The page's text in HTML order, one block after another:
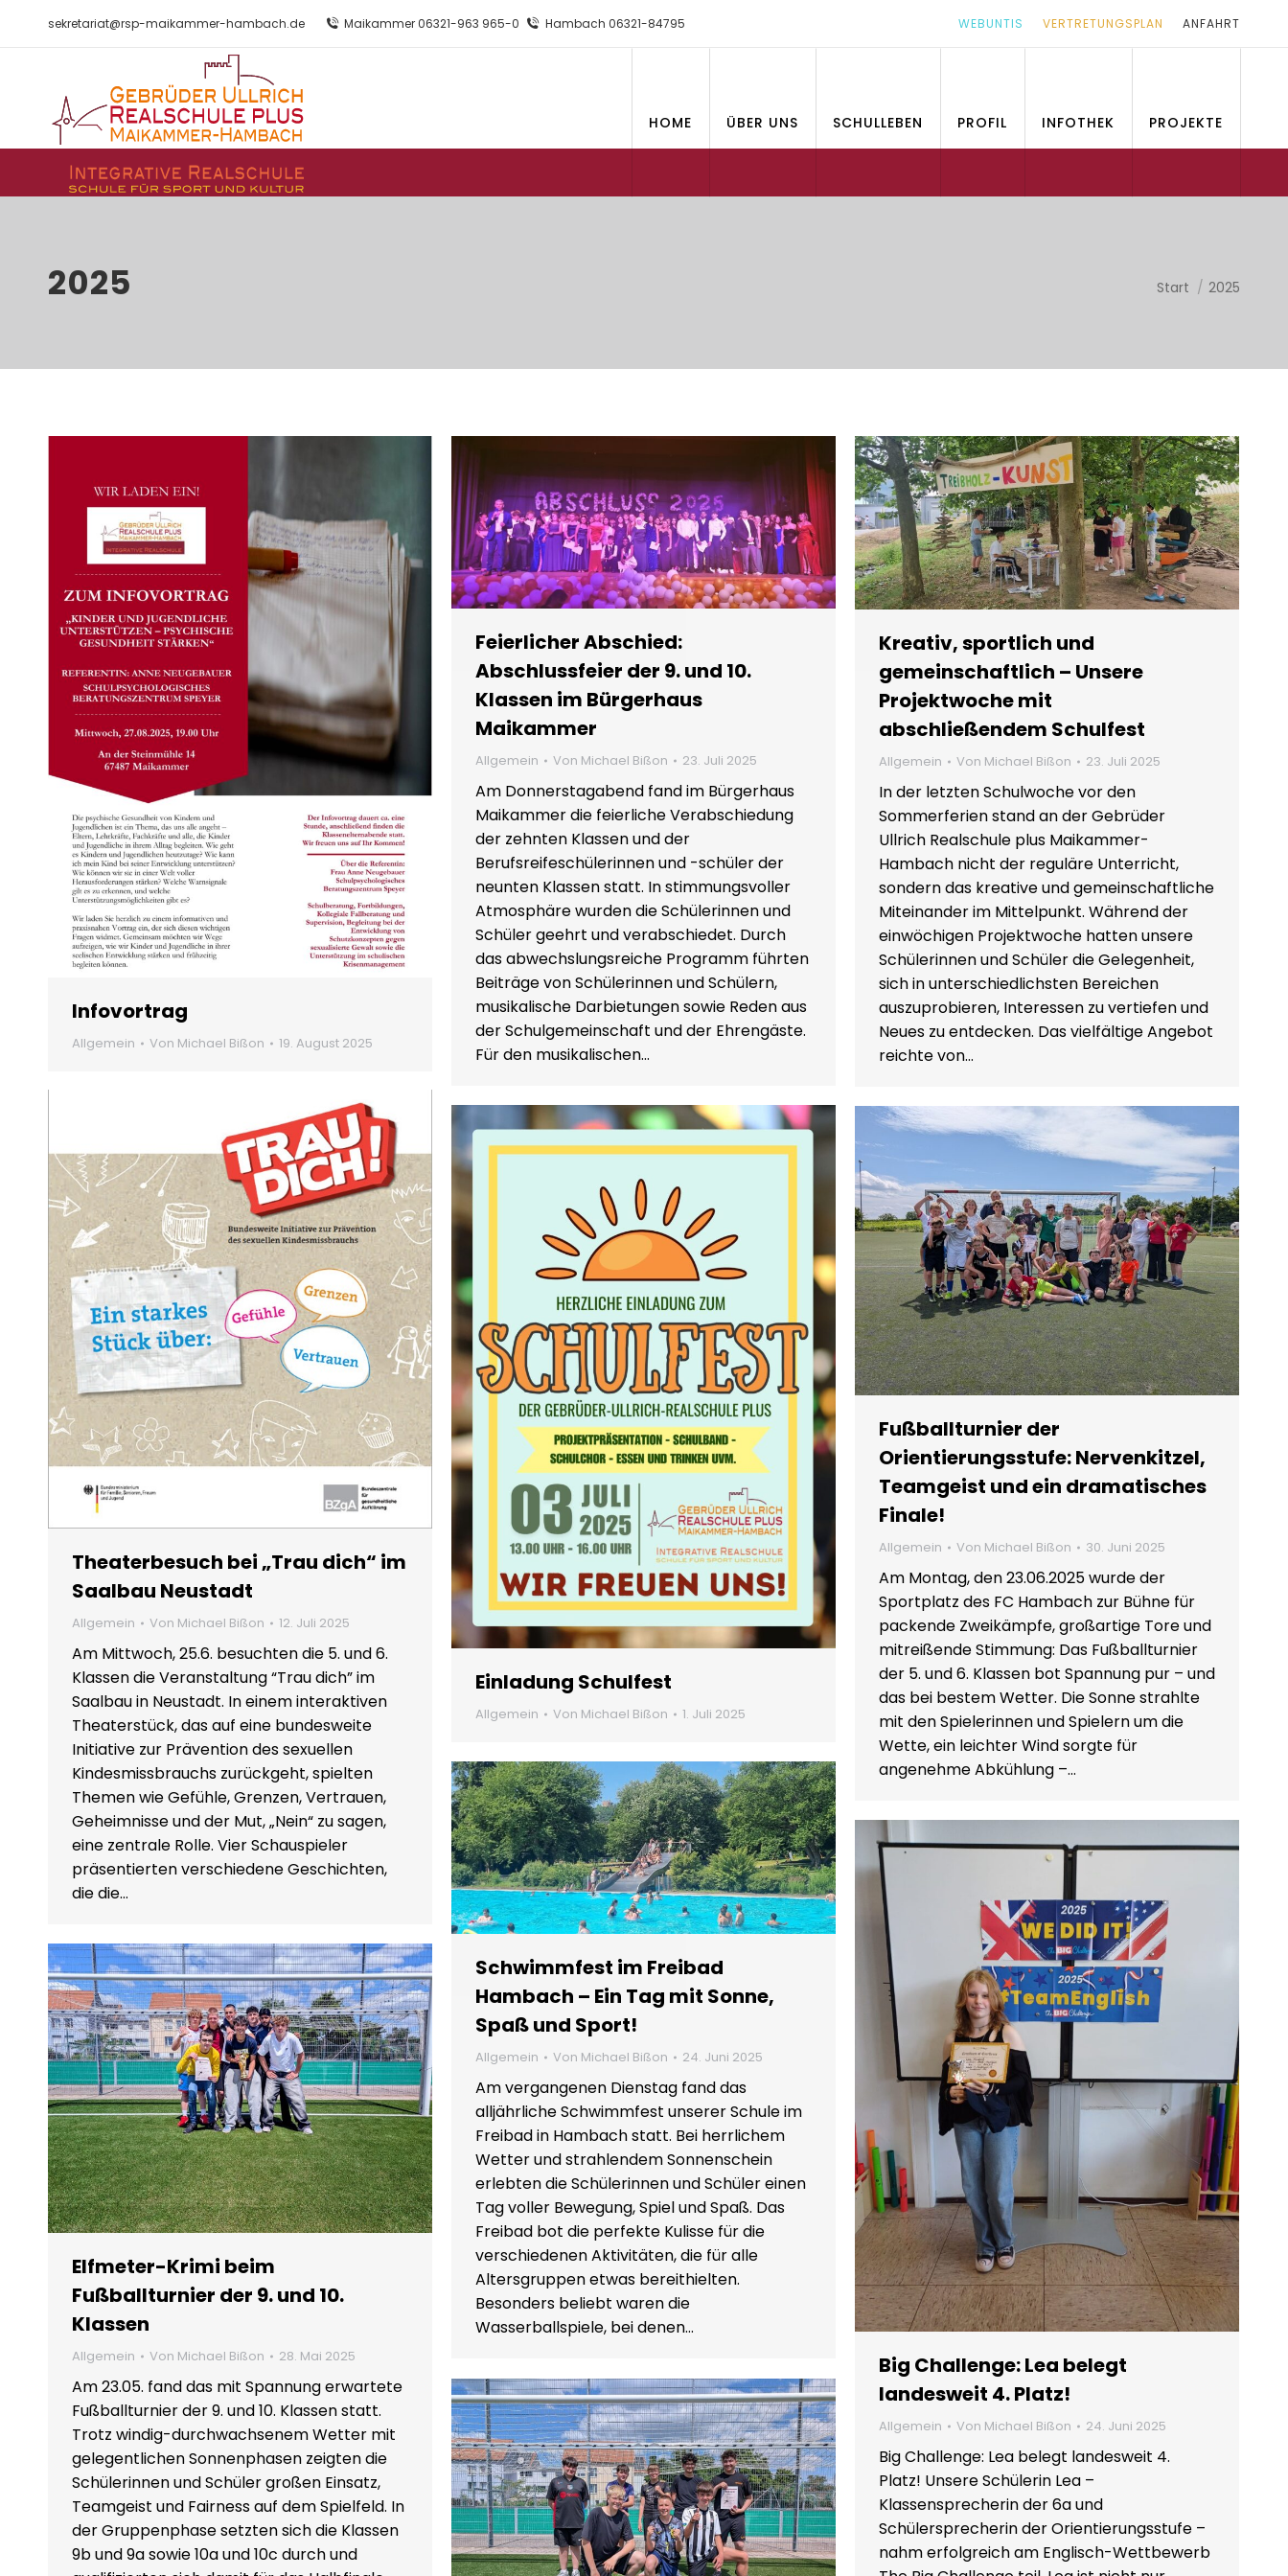
sekretariat@rsp-maikammer-hambach.de Maikammer 06321-963 965-0 Hambach 06321-84795 WEBUNTIS VERTRETUNGSPLAN ANFAHRT
HOME ÜBER UNS SCHULLEBEN PROFIL INFOTHEK PROJEKTE
2025
Sie befinden sich
Start 2025
Infovortrag
Allgemein Von Michael Bißon 19. August 2025
Feierlicher Abschied:
Abschlussfeier der 9. und 10.
Klassen im Bürgerhaus
Maikammer
Allgemein Von Michael Bißon 23. Juli 2025
Am Donnerstagabend fand im Bürgerhaus
Maikammer die feierliche Verabschiedung
der zehnten Klassen und der
Berufsreifeschülerinnen und -schüler der
neunten Klassen statt. In stimmungsvoller
Atmosphäre wurden die Schülerinnen und
Schüler geehrt und verabschiedet. Durch
das abwechslungsreiche Programm führten
Beiträge von Schülerinnen und Schülern,
musikalische Darbietungen sowie Reden aus
der Schulgemeinschaft und der Ehrengäste.
Für den musikalischen…
Kreativ, sportlich und
gemeinschaftlich – Unsere
Projektwoche mit
abschließendem Schulfest
Allgemein Von Michael Bißon 23. Juli 2025
In der letzten Schulwoche vor den
Sommerferien stand an der Gebrüder
Ullrich Realschule plus Maikammer-
Hambach nicht der reguläre Unterricht,
sondern das kreative und gemeinschaftliche
Miteinander im Mittelpunkt. Während der
einwöchigen Projektwoche hatten unsere
Schülerinnen und Schüler die Gelegenheit,
sich in unterschiedlichsten Bereichen
auszuprobieren, Interessen zu vertiefen und
Neues zu entdecken. Das vielfältige Angebot
reichte von…
Theaterbesuch bei „Trau dich“ im
Saalbau Neustadt
Allgemein Von Michael Bißon 12. Juli 2025
Am Mittwoch, 25.6. besuchten die 5. und 6.
Klassen die Veranstaltung “Trau dich” im
Saalbau in Neustadt. In einem interaktiven
Theaterstück, das auf eine bundesweite
Initiative zur Prävention des sexuellen
Kindesmissbrauchs zurückgeht, spielten
Themen wie Gefühle, Grenzen, Vertrauen,
Geheimnisse und der Mut, „Nein“ zu sagen,
eine zentrale Rolle. Vier Schauspieler
präsentierten verschiedene Geschichten,
die die…
Einladung Schulfest
Allgemein Von Michael Bißon 1. Juli 2025
Fußballturnier der
Orientierungsstufe: Nervenkitzel,
Teamgeist und ein dramatisches
Finale!
Allgemein Von Michael Bißon 30. Juni 2025
Am Montag, den 23.06.2025 wurde der
Sportplatz des FC Hambach zur Bühne für
packende Zweikämpfe, großartige Tore und
mitreißende Stimmung: Das Fußballturnier
der 5. und 6. Klassen bot Spannung pur – und
das bei bestem Wetter. Die Sonne strahlte
mit den Spielerinnen und Spielern um die
Wette, ein leichter Wind sorgte für
angenehme Abkühlung –…
Schwimmfest im Freibad
Hambach – Ein Tag mit Sonne,
Spaß und Sport!
Allgemein Von Michael Bißon 24. Juni 2025
Am vergangenen Dienstag fand das
alljährliche Schwimmfest unserer Schule im
Freibad in Hambach statt. Bei herrlichem
Wetter und strahlendem Sonnenschein
erlebten die Schülerinnen und Schüler einen
Tag voller Bewegung, Spiel und Spaß. Das
Freibad bot die perfekte Kulisse für die
verschiedenen Aktivitäten, die für alle
Altersgruppen etwas bereithielten.
Besonders beliebt waren die
Wasserballspiele, bei denen…
Big Challenge: Lea belegt
landesweit 4. Platz!
Allgemein Von Michael Bißon 24. Juni 2025
Big Challenge: Lea belegt landesweit 4.
Platz! Unsere Schülerin Lea –
Klassensprecherin der 6a und
Schülersprecherin der Orientierungsstufe –
nahm erfolgreich am Englisch-Wettbewerb
Elfmeter-Krimi beim
Fußballturnier der 9. und 10.
Klassen
Allgemein Von Michael Bißon 28. Mai 2025
Am 23.05. fand das mit Spannung erwartete
Fußballturnier der 9. und 10. Klassen statt.
Trotz windig-durchwachsenem Wetter mit
gelegentlichen Sonnenphasen zeigten die
Schülerinnen und Schüler großen Einsatz,
Teamgeist und Fairness auf dem Spielfeld. In
der Gruppenphase setzten sich die Klassen
9b und 9a sowie 10a und 10c durch und